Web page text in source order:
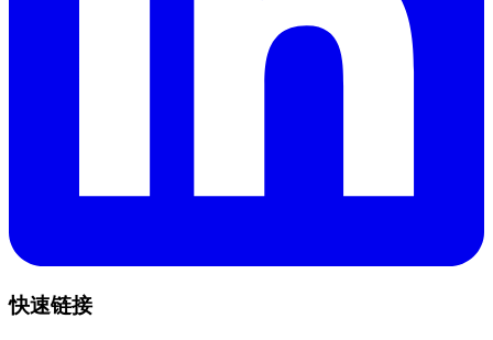
快速链接